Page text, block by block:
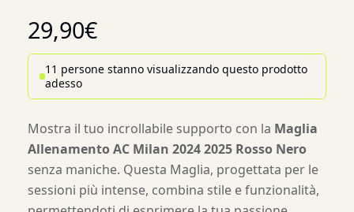
29,90€
11 persone stanno visualizzando questo prodotto
adesso
Mostra il tuo incrollabile supporto con la Maglia
Allenamento AC Milan 2024 2025 Rosso Nero
senza maniche. Questa Maglia, progettata per le
sessioni più intense, combina stile e funzionalità,